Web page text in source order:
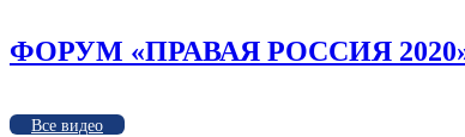
ФОРУМ «ПРАВАЯ РОССИЯ 2020».
Все видео